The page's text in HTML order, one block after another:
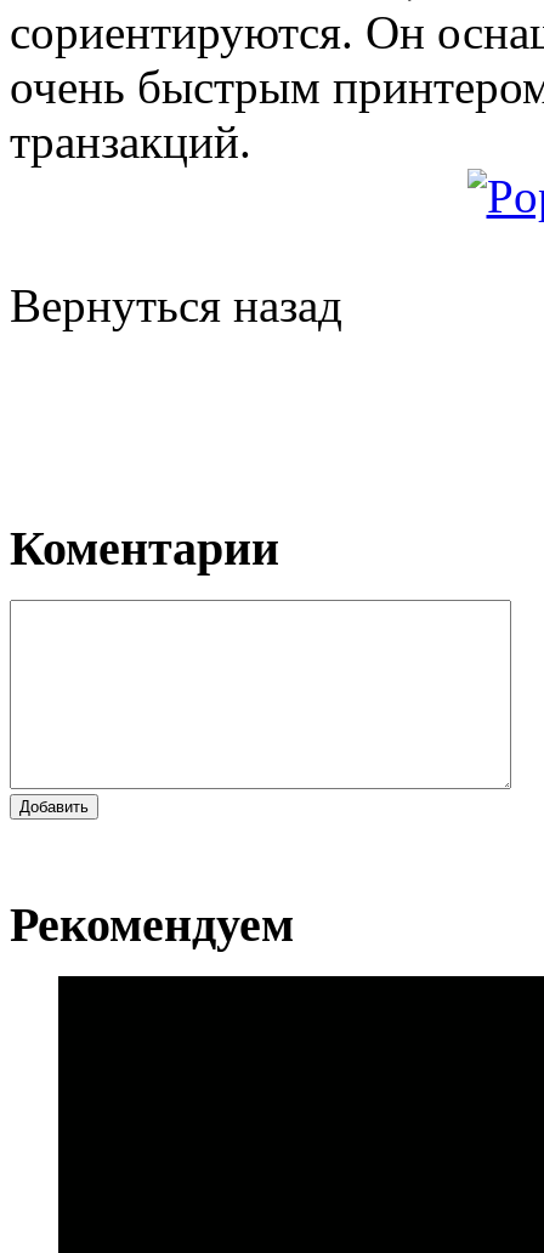
сориентируются. Он
очень быстрым
транзакций.
Вернуться назад
Коментарии
Добавить
Рекомендуем